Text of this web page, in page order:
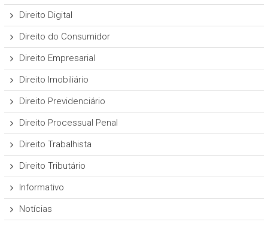
Direito Digital
Direito do Consumidor
Direito Empresarial
Direito Imobiliário
Direito Previdenciário
Direito Processual Penal
Direito Trabalhista
Direito Tributário
Informativo
Notícias